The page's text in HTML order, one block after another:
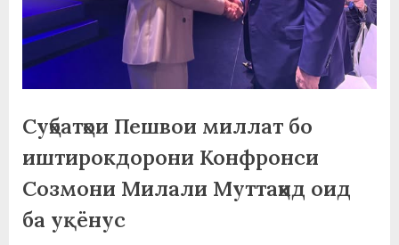
а
н
о
Н
Суҳбатҳои Пешвои миллат бо
иштирокдорони Конфронси
Созмони Милали Муттаҳид оид
ба уқёнус